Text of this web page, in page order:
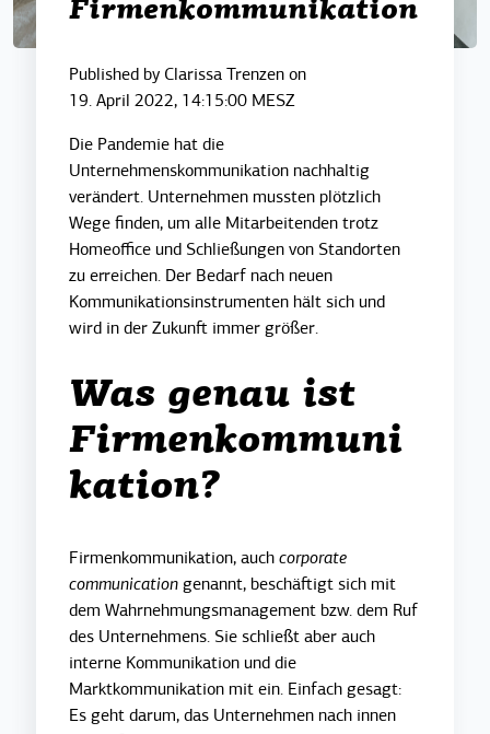
Firmenkommunikation
Published by Clarissa Trenzenon
19. April 2022, 14:15:00 MESZ
Die Pandemie hat die
Unternehmenskommunikation nachhaltig
verändert. Unternehmen mussten plötzlich
Wege finden, um alle Mitarbeitenden trotz
Homeoffice und Schließungen von Standorten
zu erreichen. Der Bedarf nach neuen
Kommunikationsinstrumenten hält sich und
wird in der Zukunft immer größer.
Was genau ist
Firmenkommuni
kation?
Firmenkommunikation, auchcorporate
communication genannt, beschäftigt sich mit
dem Wahrnehmungsmanagement bzw. dem Ruf
des Unternehmens. Sie schließt aber auch
interne Kommunikation und die
Marktkommunikation mit ein. Einfach gesagt:
Es geht darum, das Unternehmen nach innen